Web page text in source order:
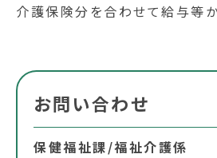
介護保険分を合わせて給与等か
お問い合わせ
保健福祉課/福祉介護係